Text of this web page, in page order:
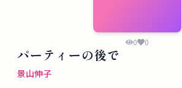
デ
0 0
パーティーの後で
景山伸子